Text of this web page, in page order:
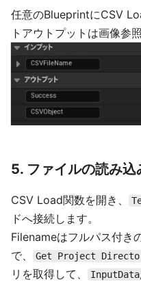
任意のBlueprintにCSV
トアウトプットは画像参照
5. ファイルの読み込
CSV Load関数を開き、
ドへ接続します。
Filenameはフルパス付き
で、
Get Project
リを取得して、